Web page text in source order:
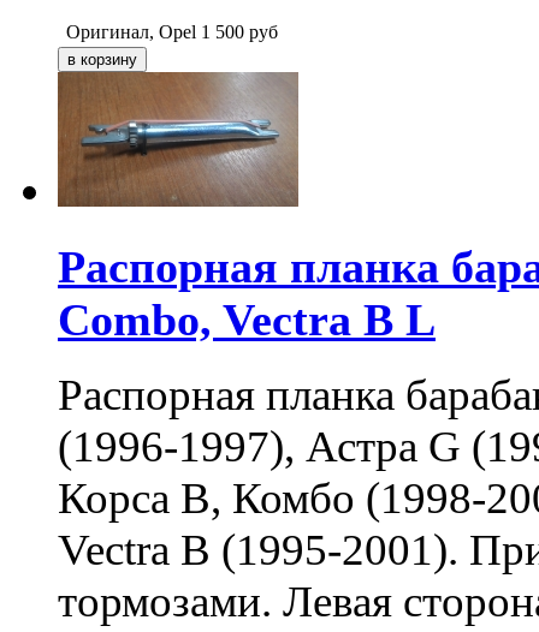
Оригинал, Opel 1 500 руб
Распорная планка
Combo, Vectra B L
Распорная планка
(1996-1997), Астра G
Корса B, Комбо (1998-
Vectra B (1995-2001).
тормозами. Левая